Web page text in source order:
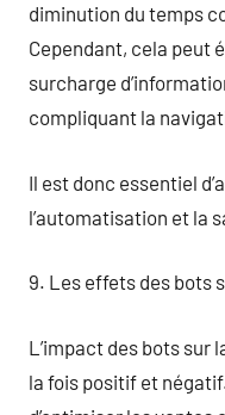
diminution du temps
Cependant, cela peut
surcharge
compliquant la
Il est donc essentiel
l’automatisation et la
9. Les effets des bots
L’impact des bots sur
la fois positif et